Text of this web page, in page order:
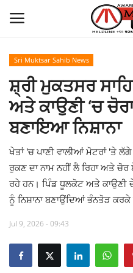
Home
How to Reach Malout
Privacy Policy
History of Malout
Sri Muktsar Sahib News
ਸ਼੍ਰੀ ਮੁਕਤਸਰ
ਅਤੇ ਕਾਉਣੀ ‘ਚ
ਬਣਾਇਆ ਨਿਸ਼ਾਨਾ
ਖੇਤਾਂ ’ਚ ਪਾਣੀ ਵਾਲੀਆਂ ਮੋਟਰਾਂ ’ਤੇ
ਰੁਕਣ ਦਾ ਨਾਮ ਨਹੀਂ ਲੈ ਰਿਹਾ ਅਤੇ
ਰਹੇ ਹਨ। ਪਿੰਡ ਧੂਲਕੋਟ ਅਤੇ ਕਾਉਣੀ ਦੇ
ਨੂੰ ਨਿਸ਼ਾਨਾ ਬਣਾਉਂਦਿਆਂ ਭੰਨਤੋੜ ਕਰਕੇ
Jul 9, 2026 - 09:43